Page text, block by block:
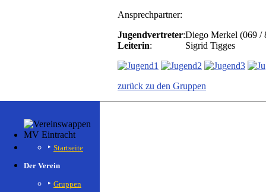
Ansprechpartner:
Jugendvertreter:Diego Merkel (069 /
Leiterin: Sigrid Tigges
zurück zu den Gruppen
Startseite
Der Verein
Gruppen